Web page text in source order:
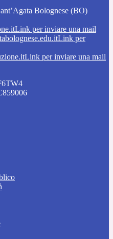
Bolognese (BO)
Link per inviare una mail
Link per
Link per inviare una mail